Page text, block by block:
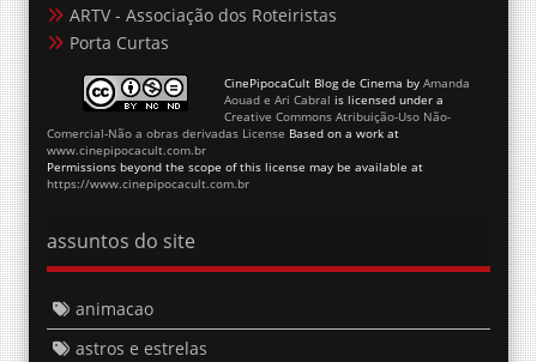
ARTV - Associação dos Roteiristas
Porta Curtas
CinePipocaCult Blog de Cinema by Amanda
Aouad e Ari Cabral is licensed under a
Creative Commons Atribuição-Uso Não-
Comercial-Não a obras derivadas License Based on a work at
www.cinepipocacult.com.br
Permissions beyond the scope of this license may be available at
https://www.cinepipocacult.com.br
assuntos do site
animacao
astros e estrelas